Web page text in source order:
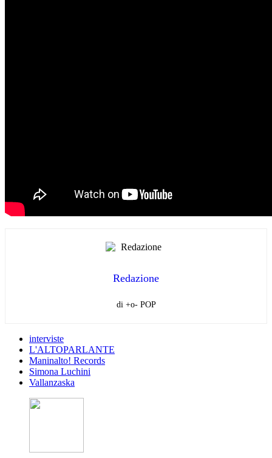
Redazione
di +o- POP
interviste
L'ALTOPARLANTE
Maninalto! Records
Simona Luchini
Vallanzaska